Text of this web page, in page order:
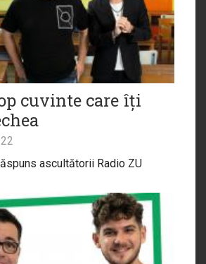
cuvinte care îți
ascultătorii Radio ZU